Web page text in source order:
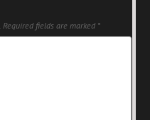
Required fields are marked *